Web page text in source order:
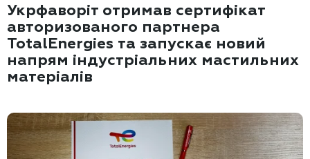
Укрфаворіт отримав сертифікат
авторизованого партнера
TotalEnergies та запускає новий
напрям індустріальних мастильних
матеріалів